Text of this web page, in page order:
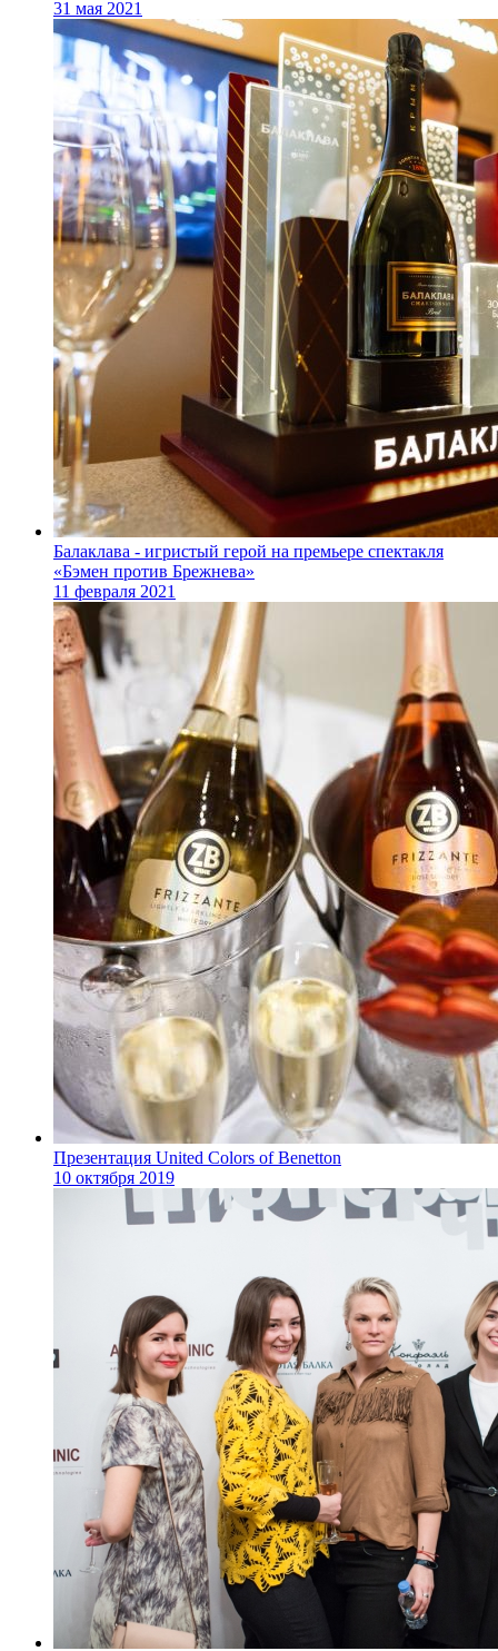
31 мая 2021
Балаклава - игристый герой на премьере спектакля
«Бэмен против Брежнева»
11 февраля 2021
Презентация United Colors of Benetton
10 октября 2019